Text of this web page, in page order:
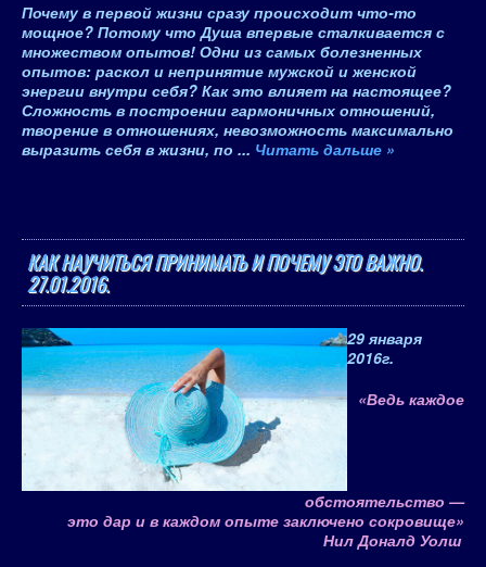
Почему в первой жизни сразу происходит что-то
мощное? Потому что Душа впервые сталкивается с
множеством опытов! Одни из самых болезненных
опытов: раскол и непринятие мужской и женской
энергии внутри себя? Как это влияет на настоящее?
Сложность в построении гармоничных отношений,
творение в отношениях, невозможность максимально
выразить себя в жизни, по ... Читать дальше »
КАК НАУЧИТЬСЯ ПРИНИМАТЬ И ПОЧЕМУ ЭТО ВАЖНО.
27.01.2016.
29 января
2016г.
«Ведь каждое
обстоятельство —
это дар и в каждом опыте заключено сокровище»
Нил Доналд Уолш